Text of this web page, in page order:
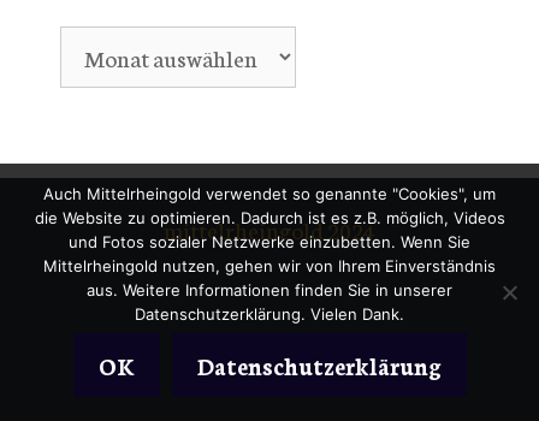
Archiv
mittelrheingold 2024
Auch Mittelrheingold verwendet so genannte "Cookies", um
die Website zu optimieren. Dadurch ist es z.B. möglich, Videos
und Fotos sozialer Netzwerke einzubetten. Wenn Sie
Mittelrheingold nutzen, gehen wir von Ihrem Einverständnis
aus. Weitere Informationen finden Sie in unserer
Datenschutzerklärung. Vielen Dank.
OK Datenschutzerklärung